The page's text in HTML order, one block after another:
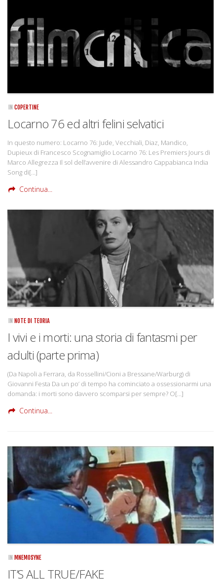
Copertine
Come eravamo
Mnemosyne
IN COPERTINE
Locarno 76 ed altri felini selvatici
In questo numero: Locarno 76: Jude, Vecchiali, Diaz, Mandico,
Dupieux di Francesco Scognamiglio Locarno 76: Les Premiers Jours di
Marco Allegrezza Il sol dell’avvenire di Alessandro Cappabianca India
Song di[…]
Continua...
IN NOTE DI TEORIA
I vivi e i morti: una storia di fantasmi per
adulti (parte prima)
(Da Napoli a Ferrara, da Rossellini/Cioni a Bressane/Warburg) di
Giovanni Festa Da un po’ di tempo ha cominciato a ossessionarmi una
domanda: i morti sono davvero scomparsi per sempre? O[…]
Continua...
IN MNEMOSYNE
IT’S ALL TRUE/FAKE